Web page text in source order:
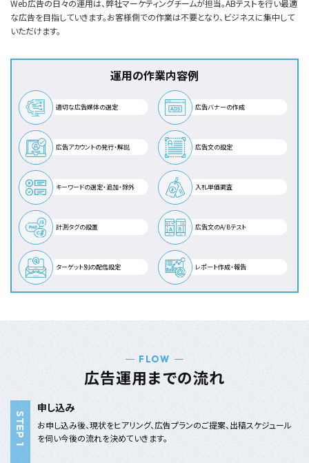
Web広告の日々の運用は、弊社マーケティングチームが担当。ABテストを行い最適
な広告を目指していきます。お客様側での作業は不要となり、ビジネスに集中して
いただけます。
運用の作業内容例
適切な広告媒体の選定 広告バナーの作成
広告アカウントの発行・解説 広告文の設定
キーワードの選定・追加・除外 入札単価調査
計測タグの設置 広告文のA/Bテスト
ターゲット別の配信設定 レポート作成・報告
FLOW
広告運用までの流れ
申し込み
お申し込み後、現状をヒアリング、広告プランのご提案、出稿スケジュール
を伺い今後の流れを決めていきます。